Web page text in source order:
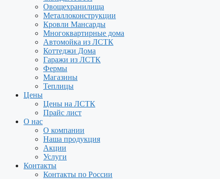
Овощехранилища
Металлоконструкции
Кровли Мансарды
Многоквартирные дома
Автомойка из ЛСТК
Коттеджи Дома
Гаражи из ЛСТК
Фермы
Магазины
Теплицы
Цены
Цены на ЛСТК
Прайс лист
О нас
О компании
Наша продукция
Акции
Услуги
Контакты
Контакты по России